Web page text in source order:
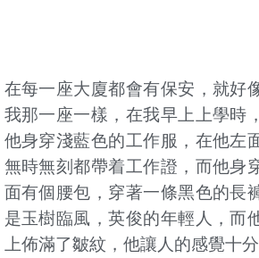
在每一座大廈都會有保安，就好
我那一座一樣，在我早上上學時
他身穿淺藍色的工作服，在他左
無時無刻都帶着工作證，而他身
面有個腰包，穿著一條黑色的長
是玉樹臨風，英俊的年輕人，而
上佈滿了皺紋，他讓人的感覺十